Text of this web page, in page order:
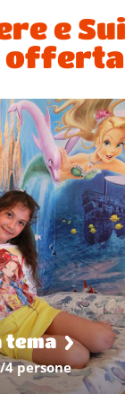
e
offerta
tema
4 persone